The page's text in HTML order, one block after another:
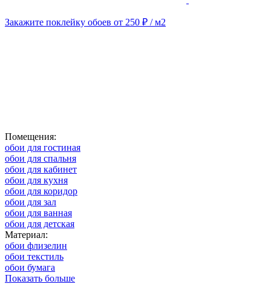
Закажите поклейку обоев от 250 ₽ / м2
Помещения:
обои для гостиная
обои для спальня
обои для кабинет
обои для кухня
обои для коридор
обои для зал
обои для ванная
обои для детская
Материал:
обои флизелин
обои текстиль
обои бумага
Показать больше